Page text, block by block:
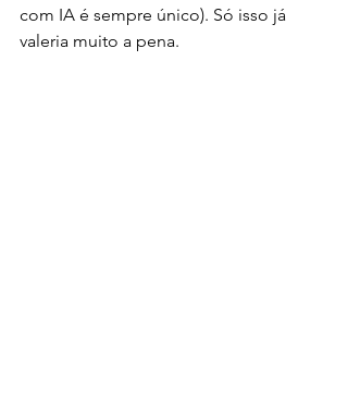
com IA é sempre único). Só isso já
valeria muito a pena.